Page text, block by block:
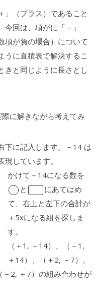
」（プラス）であること
回は、項がに「－」
項が負の場合）について
うに直積表で解決するこ
きと同じように長さとし
に解きながら考えてみ
下に記入します。－14 は
しています。
かけて－14になる数を
と
にあてはめ
て、右上と左下の合計が
＋5xになる組を探しま
す。
（＋1, －14）、（－1,
＋14）、（＋2, －7）、
－2, ＋7）の組み合わせが